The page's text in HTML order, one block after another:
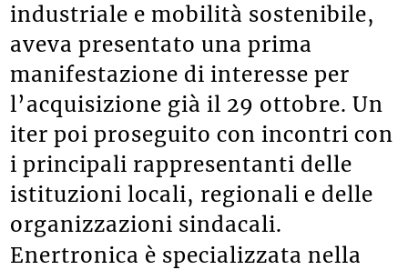
industriale e mobilità sostenibile,
aveva presentato una prima
manifestazione di interesse per
l’acquisizione già il 29 ottobre. Un
iter poi proseguito con incontri con
i principali rappresentanti delle
istituzioni locali, regionali e delle
organizzazioni sindacali.
Enertronica è specializzata nella